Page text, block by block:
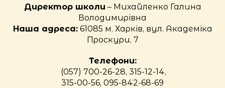
Директор школи – Михайленко Галина
Володимирівна
Наша адреса:61085 м. Харків, вул. Академіка
Проскури, 7
Телефони:
(057) 700-26-28, 315-12-14,
315-00-56, 095-842-68-69